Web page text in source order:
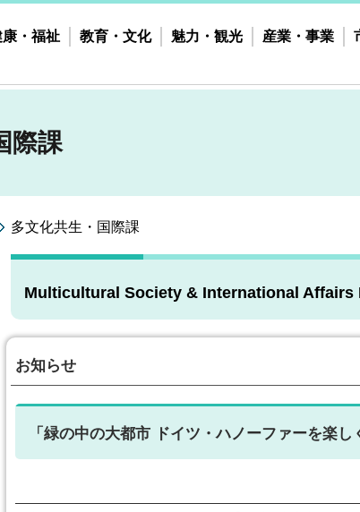
康・福祉 教育・文化 魅力・観光 産業・事業
際課
多文化共生・国際課
Multicultural Society & International
お知らせ
「緑の中の大都市 ドイツ・ハノーファーを楽